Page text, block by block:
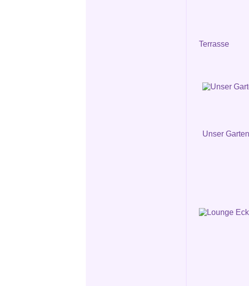
Terrasse
Unser Garten